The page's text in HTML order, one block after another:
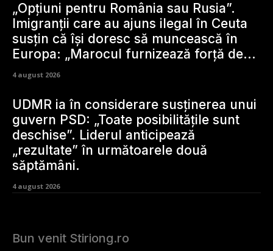
„Opțiuni pentru România sau Rusia”.
Imigranții care au ajuns ilegal în Ceuta
susțin că își doresc să muncească în
Europa: „Marocul furnizează forță de...
4 august 2026
UDMR ia în considerare susținerea unui
guvern PSD: „Toate posibilitățile sunt
deschise”. Liderul anticipează
„rezultate” în următoarele două
săptămâni.
4 august 2026
Bun venit Stiriong.ro